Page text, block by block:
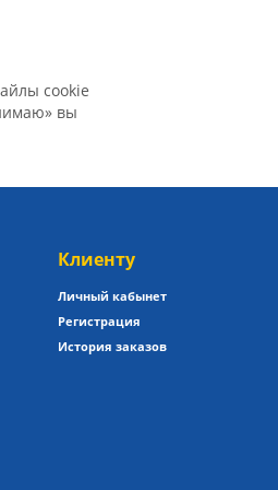
cookie
вы
Клиенту
Личный кабынет
Регистрация
История заказов